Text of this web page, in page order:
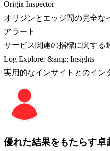
Origin Inspector
オリジンとエッジ間の完全な
アラート
サービス関連の指標に関する
Log Explorer &amp; Insights
実用的なインサイトとのイン
優れた結果をもたらす卓